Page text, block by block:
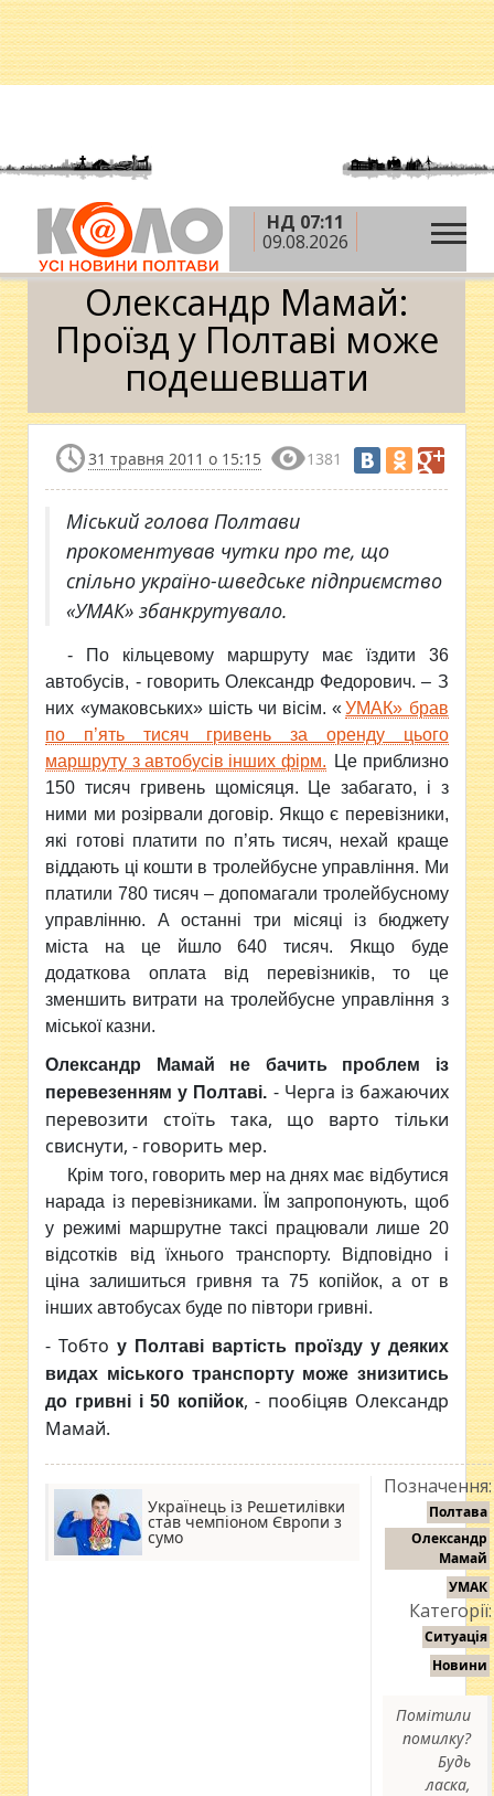
НД 07:11
09.08.2026
Головна » Ситуація
Олександр Мамай: Проїзд у
Полтаві може подешевшати
Олександр Мамай:
Проїзд у Полтаві може
подешевшати
31 травня 2011 о 15:15 1381
Міський голова Полтави
прокоментував чутки про те, що
спільно україно-шведське підприємство
«УМАК» збанкрутувало.
- По кільцевому маршруту має їздити 36
автобусів, - говорить Олександр Федорович. – З
них «умаковських» шість чи вісім. « УМАК» брав
по п’ять тисяч гривень за оренду цього
маршруту з автобусів інших фірм.
Це приблизно
150 тисяч гривень щомісяця. Це забагато, і з
ними ми розірвали договір. Якщо є перевізники,
які готові платити по п’ять тисяч, нехай краще
віддають ці кошти в тролейбусне управління. Ми
платили 780 тисяч – допомагали тролейбусному
управлінню. А останні три місяці із бюджету
міста на це йшло 640 тисяч. Якщо буде
додаткова оплата від перевізників, то це
зменшить витрати на тролейбусне управління з
міської казни.
Олександр Мамай не бачить проблем із
перевезенням у Полтаві. - Черга із бажаючих
перевозити стоїть така, що варто тільки
свиснути, - говорить мер.
Крім того, говорить мер на днях має відбутися
нарада із перевізниками. Їм запропонують, щоб
у режимі маршрутне таксі працювали лише 20
відсотків від їхнього транспорту. Відповідно і
ціна залишиться гривня та 75 копійок, а от в
інших автобусах буде по півтори гривні.
- Тобтоу Полтаві вартість проїзду у деяких
видах міського транспорту може знизитись
до гривні і 50 копійок, - пообіцяв Олександр
Мамай.
Українець із Решетилівки
став чемпіоном Європи з
сумо
Позначення:
Полтава
Олександр
Мамай
УМАК
Категорії:
Ситуація
Новини
Помітили
помилку?
Будь
ласка,